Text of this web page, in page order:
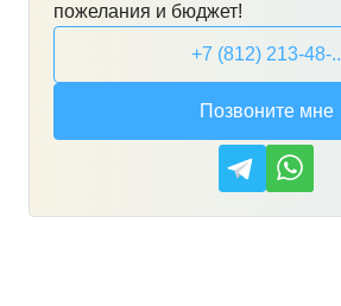
пожелания и бюджет!
+7 (812) 213-48-..
Позвоните мне